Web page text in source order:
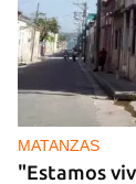
MATANZAS
"Estamos